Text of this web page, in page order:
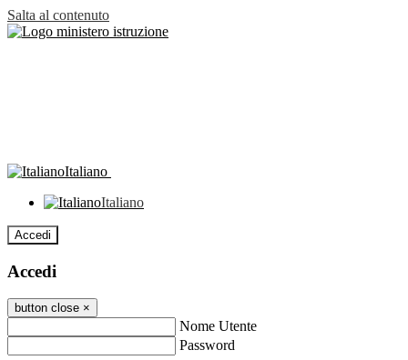
Salta al contenuto
Italiano
Italiano
Accedi
Accedi
button close ×
Nome Utente
Password